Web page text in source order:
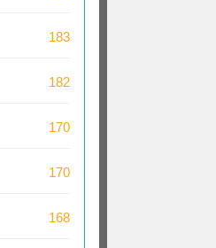
183
182
170
170
168